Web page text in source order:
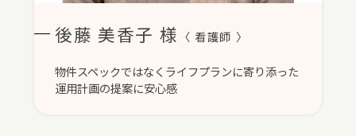
後藤 美香子 様 〈 看護師 〉
物件スペックではなくライフプランに寄り添った
運用計画の提案に安心感